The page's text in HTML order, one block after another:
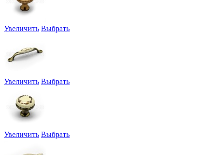
Увеличить Выбрать
Увеличить Выбрать
Увеличить Выбрать